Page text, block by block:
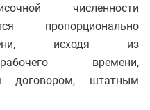
численности
пропорционально
исходя из
времени,
договором, штатным